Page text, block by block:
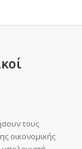
τους
οικονομικής